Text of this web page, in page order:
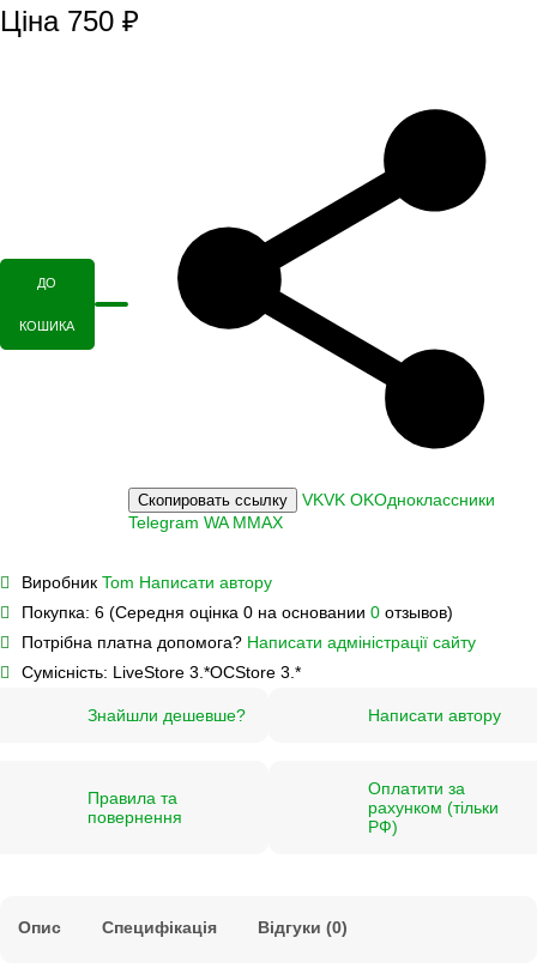
Ціна 750 ₽
ДО
КОШИКА
Скопировать ссылку VKVK OKОдноклассники
Telegram WA MMAX
Виробник Tom Написати автору
Покупка: 6 (Середня оцінка 0 на основании 0 отзывов)
Потрібна платна допомога? Написати адміністрації сайту
Сумісність: LiveStore 3.*OCStore 3.*
Знайшли дешевше? Написати автору
Правила та
повернення
Оплатити за
рахунком (тільки
РФ)
Опис Специфікація Відгуки (0)